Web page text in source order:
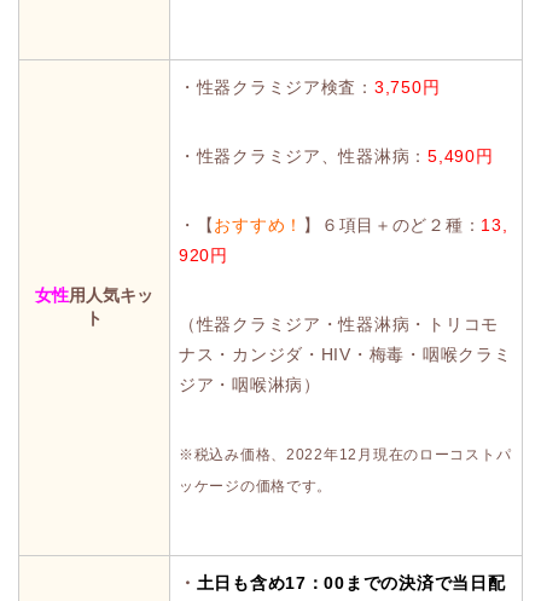
女性用人気キッ
ト
・性器クラミジア検査： 3,750円
・性器クラミジア、性器淋病：5,490円
・【おすすめ！ 】６項目＋のど２種： 13,
920円
（性器クラミジア・性器淋病・トリコモ
ナス・カンジダ・HIV・梅毒・咽喉クラミ
ジア・咽喉淋病）
※税込み価格、2022年12月現在のローコストパ
ッケージの価格です。
・ 土日も含め17：00までの決済で当日配